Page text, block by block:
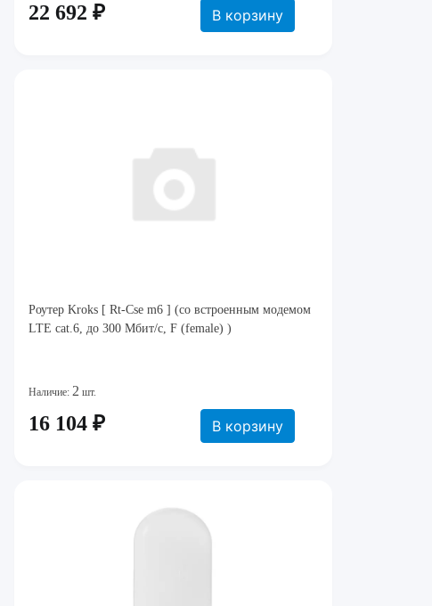
22 692 ₽ В корзину
Роутер Kroks [ Rt-Cse m6 ] (со встроенным модемом
LTE cat.6, до 300 Мбит/c, F (female) )
Наличие: 2 шт.
16 104 ₽ В корзину